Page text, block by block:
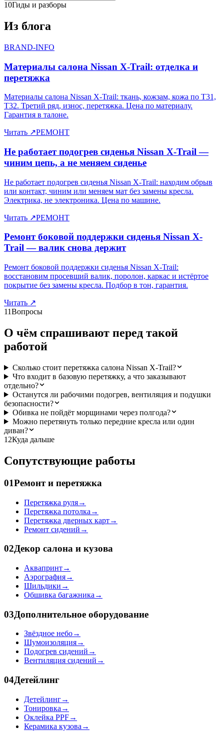
10Гиды и разборы
Из блога
BRAND-INFO
Материалы салона Nissan X-Trail: отделка и
перетяжка
Материалы салона Nissan X-Trail: ткань, кожзам, кожа по T31,
T32. Третий ряд, износ, перетяжка. Цена по материалу.
Гарантия в талоне.
Читать ↗РЕМОНТ
Не работает подогрев сиденья Nissan X-Trail —
чиним цепь, а не меняем сиденье
Не работает подогрев сиденья Nissan X-Trail: находим обрыв
или контакт, чиним или меняем мат без замены кресла.
Электрика, не электроника. Цена по машине.
Читать ↗РЕМОНТ
Ремонт боковой поддержки сиденья Nissan X-
Trail — валик снова держит
Ремонт боковой поддержки сиденья Nissan X-Trail:
восстановим просевший валик, поролон, каркас и истёртое
покрытие без замены кресла. Подбор в тон, гарантия.
Читать ↗
11Вопросы
О чём спрашивают перед такой
работой
Сколько стоит перетяжка салона Nissan X-Trail?
Что входит в базовую перетяжку, а что заказывают
отдельно?
Останутся ли рабочими подогрев, вентиляция и подушки
безопасности?
Обивка не пойдёт морщинами через полгода?
Можно перетянуть только передние кресла или один
диван?
12Куда дальше
Сопутствующие работы
01Ремонт и перетяжка
Перетяжка руля→
Перетяжка потолка →
Перетяжка дверных карт→
Ремонт сидений →
02Декор салона и кузова
Аквапринт→
Аэрография→
Шильдики →
Обшивка багажника →
03Дополнительное оборудование
Звёздное небо→
Шумоизоляция→
Подогрев сидений →
Вентиляция сидений →
04Детейлинг
Детейлинг→
Тонировка →
Оклейка PPF→
Керамика кузова →